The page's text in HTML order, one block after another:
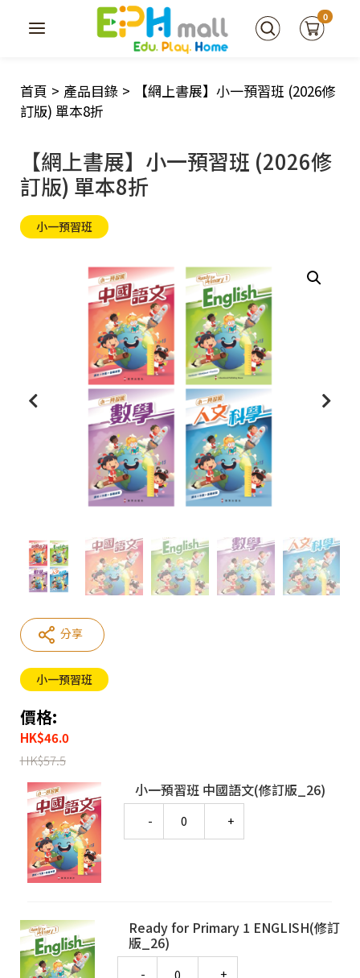
0
首頁 > 產品目錄 >
【網上書展】小一預習班 (2026修
訂版) 單本8折
【網上書展】小一預習班 (2026修
訂版) 單本8折
小一預習班
小一預習班
價格:
HK$46.0
HK$57.5
小一預習班 中國語文(修訂版_26)
Ready for Primary 1 ENGLISH(修訂
版_26)
分享